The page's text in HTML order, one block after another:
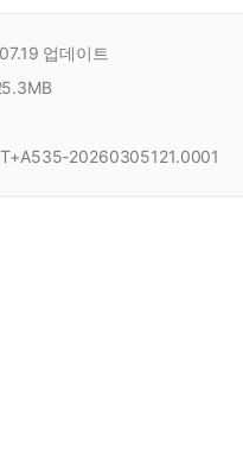
업데이트
20260305121.0001